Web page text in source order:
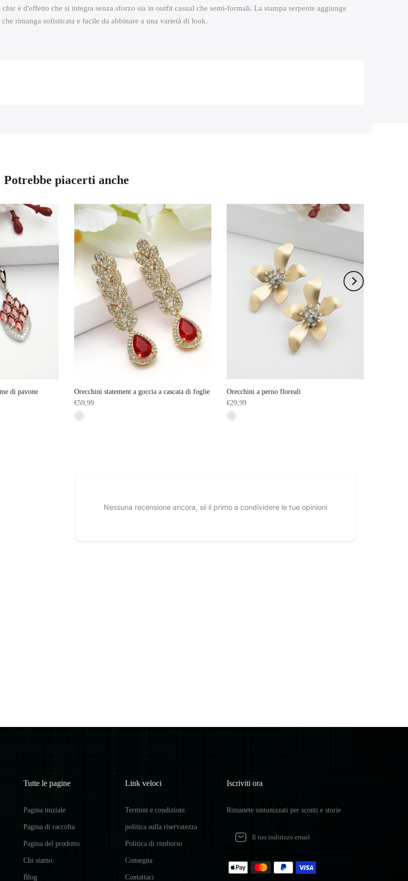
e d'effetto che si integra senza sforzo sia in outfit casual che semi-formali. La stampa serpente aggiunge
rimanga sofisticata e facile da abbinare a una varietà di look.
Potrebbe piacerti anche
di pavone
Orecchini statement a goccia a cascata di foglie
€59,99
Orecchini a perno floreali
€29,99
Nessuna recensione ancora, sii il primo a condividere le tue opinioni
Tutte le pagine
Pagina iniziale
Pagina di raccolta
Pagina del prodotto
Chi siamo
Blog
Link veloci
Termini e condizioni
politica sulla riservatezza
Politica di rimborso
Consegna
Contattaci
Iscriviti ora
Rimanete sintonizzati per sconti e storie